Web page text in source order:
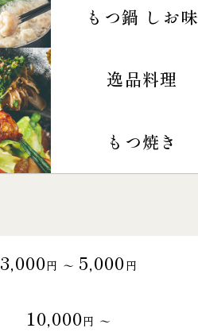
もつ鍋 しお味
逸品料理
もつ焼き
3,000円 〜 5,000円
10,000円 〜